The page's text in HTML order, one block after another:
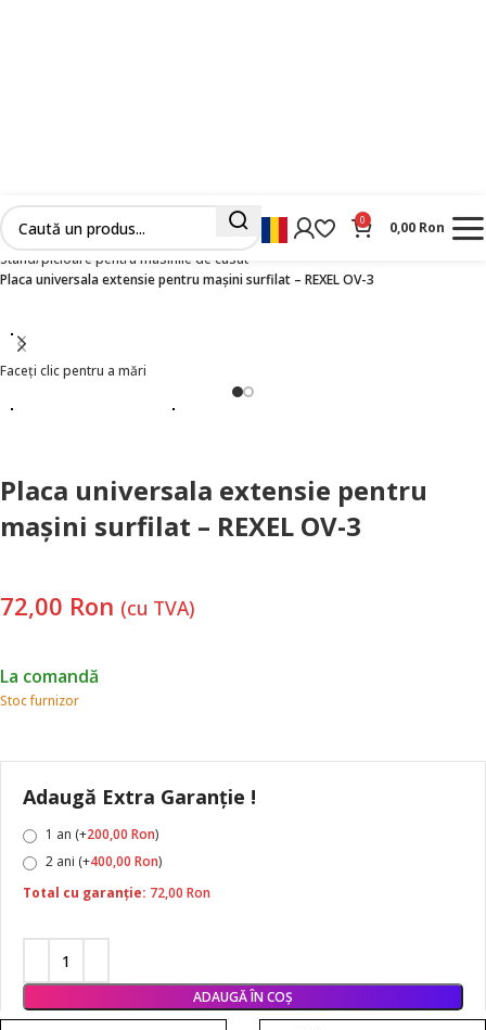
0 0,00 Ron
Prima pagină Masini Industriale Noi
Stand/picioare pentru masinile de cusut
Placa universala extensie pentru mașini surfilat – REXEL OV-3
Faceți clic pentru a mări
Placa universala extensie pentru
mașini surfilat – REXEL OV-3
72,00 Ron (cu TVA)
La comandă
Stoc furnizor
Adaugă Extra Garanție !
1 an (+200,00 Ron)
2 ani (+400,00 Ron)
Total cu garanție: 72,00 Ron
ADAUGĂ ÎN COȘ